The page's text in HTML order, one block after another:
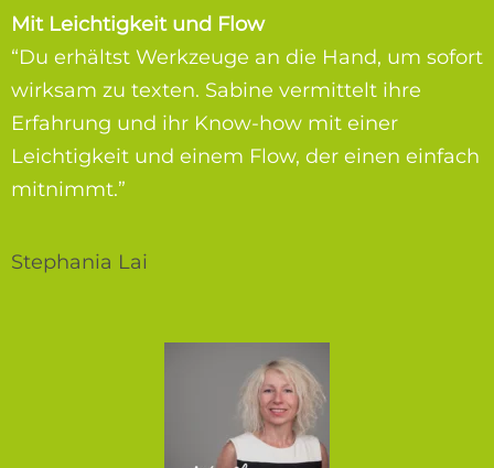
Mit Leichtigkeit und Flow
“Du erhältst Werkzeuge an die Hand, um sofort
wirksam zu texten. Sabine vermittelt ihre
Erfahrung und ihr Know-how mit einer
Leichtigkeit und einem Flow, der einen einfach
mitnimmt.”
Stephania Lai